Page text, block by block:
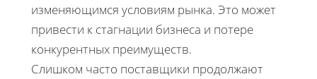
изменяющимся условиям рынка. Это может
привести к стагнации бизнеса и потере
конкурентных преимуществ.
Слишком часто поставщики продолжают